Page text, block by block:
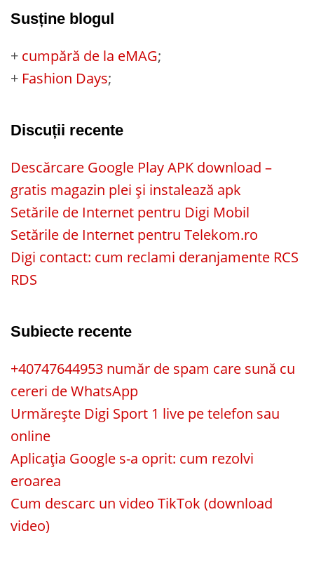
Susține blogul
+ cumpără de la eMAG;
+ Fashion Days;
Discuții recente
Descărcare Google Play APK download –
gratis magazin plei și instalează apk
Setările de Internet pentru Digi Mobil
Setările de Internet pentru Telekom.ro
Digi contact: cum reclami deranjamente RCS
RDS
Subiecte recente
+40747644953 număr de spam care sună cu
cereri de WhatsApp
Urmărește Digi Sport 1 live pe telefon sau
online
Aplicația Google s-a oprit: cum rezolvi
eroarea
Cum descarc un video TikTok (download
video)